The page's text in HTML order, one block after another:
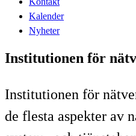
Kalender
Nyheter
Institutionen för
Institutionen för
de flesta aspekter av